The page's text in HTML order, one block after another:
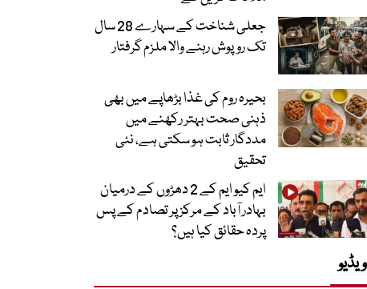
جعلی شناخت کے سہارے 28 سال
تک روپوش رہنے والا ملزم گرفتار
بحیرہ روم کی غذا بڑھاپے میں بھی
ذہنی صحت بہتر رکھنے میں
مددگار ثابت ہو سکتی ہے، نئی
تحقیق
ایم کیو ایم کے 2 دھڑوں کے درمیان
بہادر آباد کے مرکز پر تصادم کے پس
پردہ حقائق کیا ہیں؟
ویڈیو